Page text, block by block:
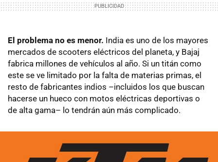
El problema no es menor. India es uno de los mayores
mercados de scooters eléctricos del planeta, y Bajaj
fabrica millones de vehículos al año. Si un titán como
este se ve limitado por la falta de materias primas, el
resto de fabricantes indios –incluidos los que buscan
hacerse un hueco con motos eléctricas deportivas o
de alta gama– lo tendrán aún más complicado.